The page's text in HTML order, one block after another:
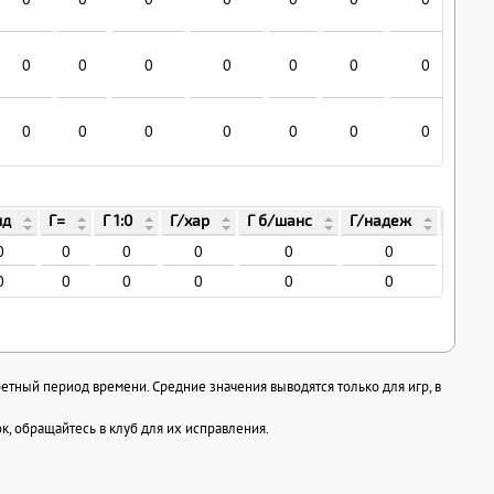
0 0 0 0 0 0 0
0 0 0 0 0 0 0
Г= Г 1:0 Г/хар Г б/шанс Г/надеж
0 0 0 0 0
0 0 0 0 0
период времени. Средние значения выводятся только для игр, в
обращайтесь в клуб для их исправления.